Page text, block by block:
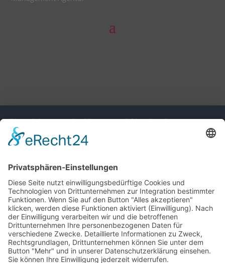
Diese Seite nutzt einwilligungsbedürftige Cookies und
Technologien von Drittunternehmen zur Integration
bestimmter Funktionen. Wenn Sie auf den Button "Alles
(Einwilligung). Nach der Einwilligung verarbeiten wir und die
betroffenen Drittunternehmen Ihre personenbezogenen Daten
für verschiedene Zwecke. Detaillierte Informationen zu
Zweck, Rechtsgrundlagen, Drittunternehmen können Sie
unter dem Button "Mehr" und in unserer
Datenschutzerklärung einsehen. Sie können Ihre Einwilligung
jederzeit widerrufen.